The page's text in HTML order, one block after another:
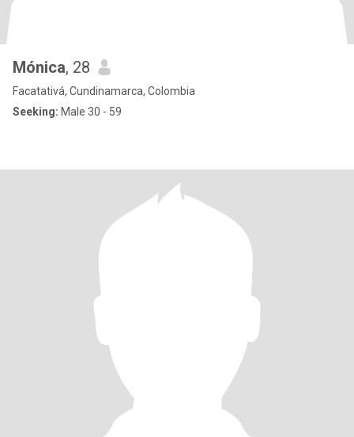
Mónica, 28
Facatativá, Cundinamarca, Colombia
Seeking: Male 30 - 59